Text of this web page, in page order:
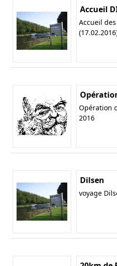
Accueil
Accueil
Opération
2016
Dilsen
voyage